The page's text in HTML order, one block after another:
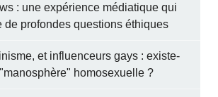
: une expérience médiatique qui
de profondes questions éthiques
et influenceurs gays : existe-
homosexuelle ?